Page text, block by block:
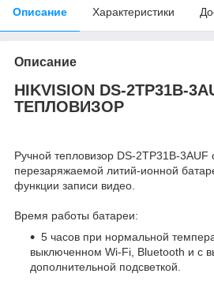
Описание Характеристики
Описание
HIKVISION DS-2TP31B-
ТЕПЛОВИЗОР
Ручной тепловизор DS-2TP31B-3AUF
перезаряжаемой литий-ионной
функции записи видео.
Время работы батареи:
5 часов при нормальной
выключенном Wi-Fi, Bluetooth и c
дополнительной подсветкой.